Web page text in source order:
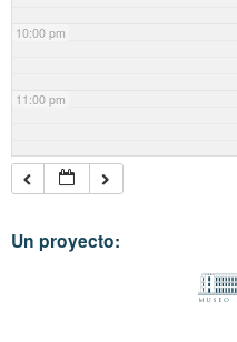
10:00 pm
11:00 pm
Un proyecto: